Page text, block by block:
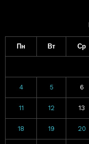
Пн Вт Ср
4 5 6
11 12 13
18 19 20